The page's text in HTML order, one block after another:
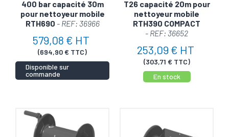
400 bar capacité 30m
pour nettoyeur mobile
RTH690 - REF: 36966
579,08 € HT
(694,90 € TTC)
Disponible sur
commande
T26 capacité 20m pour
nettoyeur mobile
RTH390 COMPACT
- REF: 36652
253,09 € HT
(303,71 € TTC)
En stock